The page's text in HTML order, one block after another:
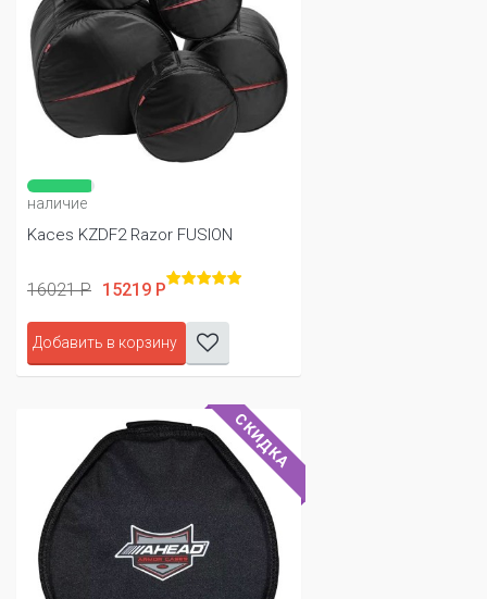
наличие
Kaces KZDF2 Razor FUSION
16021 Р 15219 Р
Добавить в корзину
СКИДКА